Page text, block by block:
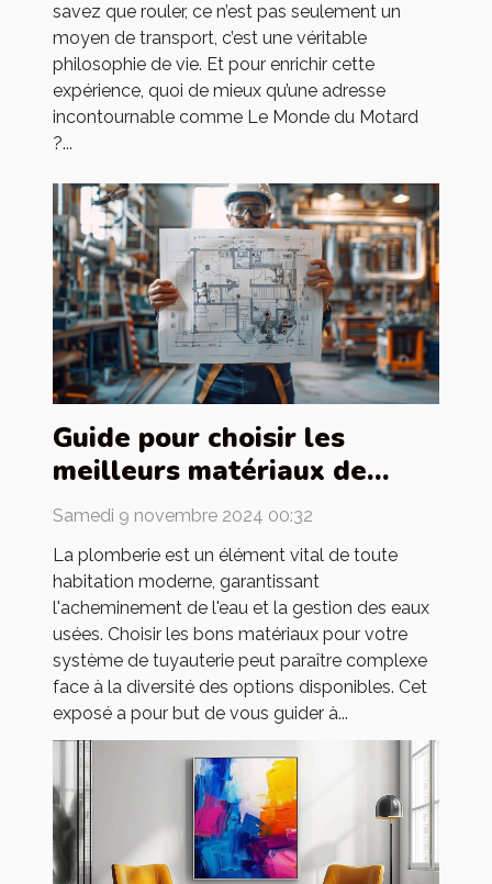
savez que rouler, ce n’est pas seulement un
moyen de transport, c’est une véritable
philosophie de vie. Et pour enrichir cette
expérience, quoi de mieux qu’une adresse
incontournable comme Le Monde du Motard
?...
Guide pour choisir les
meilleurs matériaux de
tuyauterie pour votre
maison
Samedi 9 novembre 2024 00:32
La plomberie est un élément vital de toute
habitation moderne, garantissant
l'acheminement de l'eau et la gestion des eaux
usées. Choisir les bons matériaux pour votre
système de tuyauterie peut paraître complexe
face à la diversité des options disponibles. Cet
exposé a pour but de vous guider à...